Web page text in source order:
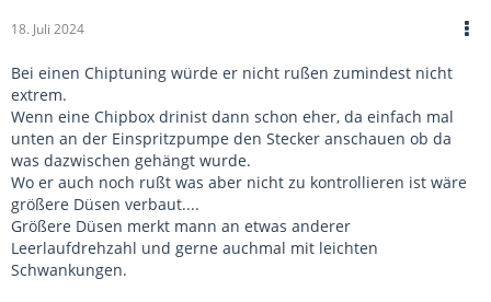
18. Juli 2024
Bei einen Chiptuning würde er nicht rußen zumindest nicht
extrem.
Wenn eine Chipbox drinist dann schon eher, da einfach mal
unten an der Einspritzpumpe den Stecker anschauen ob da
was dazwischen gehängt wurde.
Wo er auch noch rußt was aber nicht zu kontrollieren ist wäre
größere Düsen verbaut....
Größere Düsen merkt mann an etwas anderer
Leerlaufdrehzahl und gerne auchmal mit leichten
Schwankungen.